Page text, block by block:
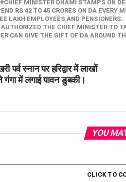
CHIEF MINISTER DHAMI STAMPS ON
RS 42 TO 45 CRORES ON DA EVERY
LAKH EMPLOYEES AND PENSIONERS.
THE CHIEF MINISTER TO
CAN GIVE THE GIFT OF DA AROUND
स्नान पर हरिद्वार में लाखों
गंगा में लगाई पावन डुबकी।
YOU
CLICK TO